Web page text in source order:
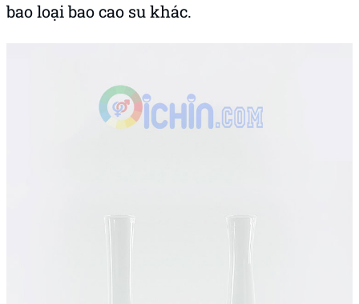
bao loại bao cao su khác.